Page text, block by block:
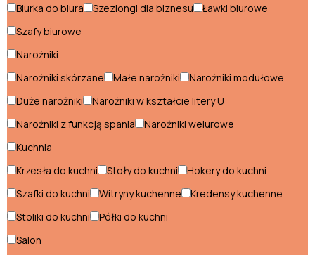
Stoły glamour
Szafki RTV glamour
Styl industrialny
Fotele industrialne
Hokery industrialne
Biurka do biura
Szezlongi dla biznesu
Ławki biurowe
Szafy biurowe
Narożniki
Narożniki skórzane
Małe narożniki
Narożniki modułowe
Duże narożniki
Narożniki w kształcie litery U
Narożniki z funkcją spania
Narożniki welurowe
Kuchnia
Krzesła do kuchni
Stoły do kuchni
Hokery do kuchni
Szafki do kuchni
Witryny kuchenne
Kredensy kuchenne
Stoliki do kuchni
Półki do kuchni
Salon